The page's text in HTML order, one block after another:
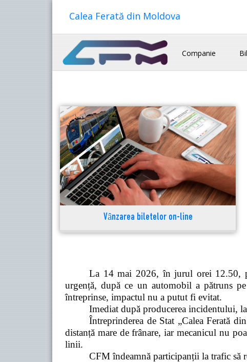
Calea Ferată din Moldova
Companie
Vânzarea biletelor on-line
La 14 mai 2026, în jurul orei 12.50,
urgență, după ce un automobil a pătruns
întreprinse, impactul nu a putut fi evitat.
Imediat după producerea incidentului,
Întreprinderea de Stat „Calea Ferată
distanță mare de frânare, iar mecanicul nu
linii.
CFM îndeamnă participanții la trafic să